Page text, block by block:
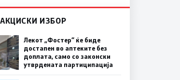
ИЗБОР
Лекот „Фостер“ ќе биде
достапен во аптеките без
доплата, само со законски
утврдената партиципација